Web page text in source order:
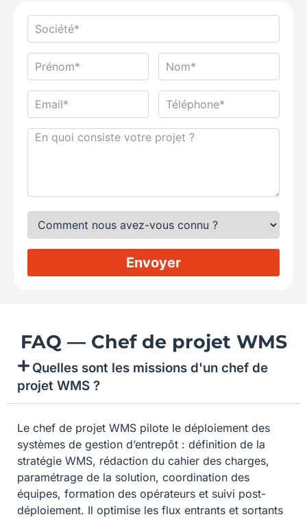
FAQ — Chef de projet WMS
Quelles sont les missions d'un chef de
projet WMS ?
Le chef de projet WMS pilote le déploiement des
systèmes de gestion d’entrepôt : définition de la
stratégie WMS, rédaction du cahier des charges,
paramétrage de la solution, coordination des
équipes, formation des opérateurs et suivi post-
déploiement. Il optimise les flux entrants et sortants